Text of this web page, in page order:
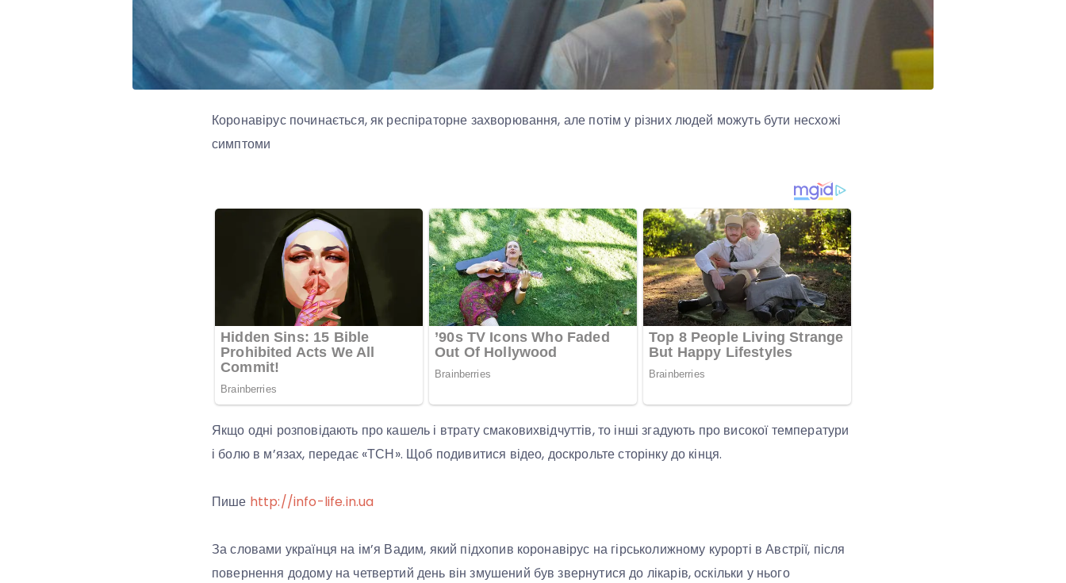
Коронавірус починається, як респіраторне захворювання, але потім у різних людей можуть бути несхожі
симптоми
Якщо одні розповідають про кашель і втрату смаковихвідчуттів, то інші згадують про високої температури
і болю в м’язах, передає «ТСН». Щоб подивитися відео, доскрольте сторінку до кінця.
Пише http://info-life.in.ua
За словами українця на ім’я Вадим, який підхопив коронавірус на гірськолижному курорті в Австрії, після
повернення додому на четвертий день він змушений був звернутися до лікарів, оскільки у нього